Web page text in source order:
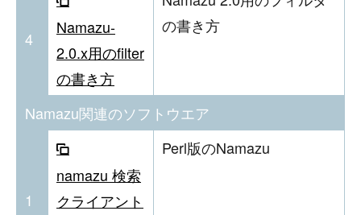
4
Namazu-
2.0.x用のfilter
の書き方
の書き方
Namazu関連のソフトウエア
1
namazu 検索
クライアント
Perl版のNamazu